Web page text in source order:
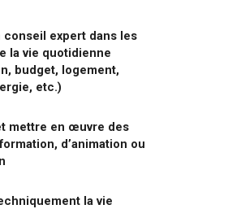
conseil expert dans les
la vie quotidienne
budget, logement,
etc.)
mettre en œuvre des
d’animation ou
la vie